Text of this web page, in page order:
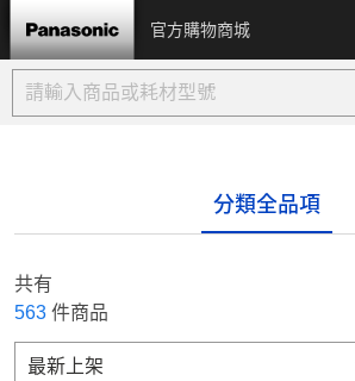
官方購物商城
分類全品項
共有
563 件商品